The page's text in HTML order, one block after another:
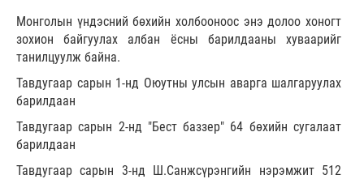
Монголын үндэсний бөхийн холбооноос энэ долоо хоногт
зохион байгуулах албан ёсны барилдааны хуваарийг
танилцуулж байна.
Тавдугаар сарын 1-нд Оюутны улсын аварга шалгаруулах
барилдаан
Тавдугаар сарын 2-нд "Бест баззер" 64 бөхийн сугалаат
барилдаан
Тавдугаар сарын 3-нд Ш.Санжсүрэнгийн нэрэмжит 512